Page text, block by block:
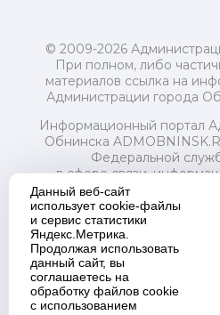
© 2009-2026
При полном, либо
материалов ссылка на
Администрации города
Информационный портал
Обнинска
Федеральной
в сфере связи,
и массовых коммуникаций
2018
Свидетельство о
Учредитель:
распорядительный орган)
Обнинск". Главный
Адрес электронной
Данный веб-сайт
использует cookie-файлы
и сервис статистики
Яндекс.Метрика.
Продолжая использовать
данный сайт, вы
соглашаетесь на
обработку файлов cookie
с использованием